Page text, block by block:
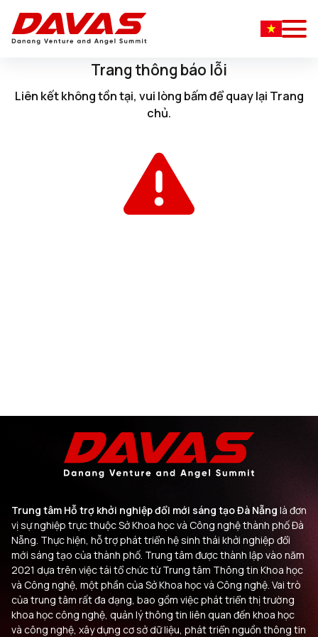
Trang thông báo lỗi
Liên kết không tồn tại, vui lòng bấmđể quay lại Trang
chủ.
Trung tâm Hỗ trợ khởi nghiệp đổi mới sáng tạo Đà Nẵng là đơn
vị sự nghiệp trực thuộc Sở Khoa học và Công nghệ thành phố Đà
Nẵng. Thực hiện, hỗ trợ phát triển hệ sinh thái khởi nghiệp đổi
mới sáng tạo của thành phố. Trung tâm được thành lập vào năm
2021 dựa trên việc tái tổ chức từ Trung tâm Thông tin Khoa học
và Công nghệ, một phần của Sở Khoa học và Công nghệ. Vai trò
của trung tâm rất đa dạng, bao gồm việc phát triển thị trường
khoa học công nghệ, quản lý thông tin liên quan đến khoa học
và công nghệ, xây dựng cơ sở dữ liệu, phát triển nguồn thông tin